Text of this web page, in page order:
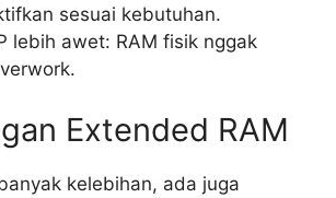
sesuai kebutuhan.
lebih awet: RAM fisik nggak
Extended RAM
kelebihan, ada juga